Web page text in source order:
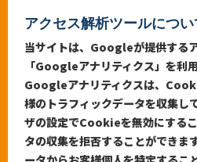
アクセス解析ツールについ
当サイトは、Googleが提供する
「Googleアナリティクス」を利用
Googleアナリティクスは、
様のトラフィックデータを収集し
ザの設定でCookieを無効にする
タの収集を拒否することができま